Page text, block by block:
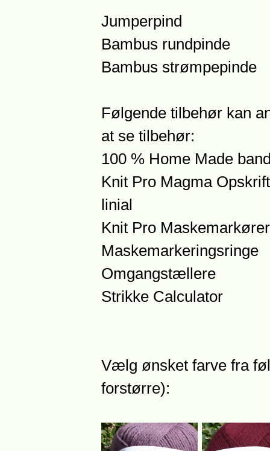
Jumperpind
Bambus rundpinde
Bambus strømpepinde
Følgende tilbehør kan
at se tilbehør:
100 % Home Made
Knit Pro Magma
linial
Knit Pro Maskemarkører
Maskemarkeringsringe
Omgangstællere
Strikke Calculator
Vælg ønsket farve fra
forstørre):